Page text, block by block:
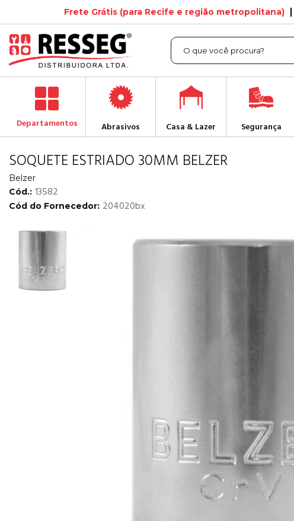
Frete Grátis (para Recife e região metropolitana)
Departamentos Abrasivos Casa & Lazer Segurança
SOQUETE ESTRIADO 30MM BELZER
Belzer
Cód.: 13582
Cód do Fornecedor: 204020bx